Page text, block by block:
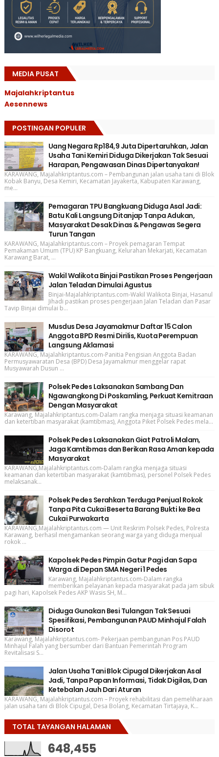
MEDIA PUSAT
Majalahkriptantus
Aesennews
POSTINGAN POPULER
Uang Negara Rp184,9 Juta Dipertaruhkan, Jalan
Usaha Tani Kemiri Diduga Dikerjakan Tak Sesuai
Harapan, Pengawasan Dinas Dipertanyakan!
KARAWANG, Majalahkriptantus.com – Pembangunan jalan usaha tani di Blok
Kobak Banyu, Desa Kemiri, Kecamatan Jayakerta, Kabupaten Karawang,
me...
Pemagaran TPU Bangkuang Diduga Asal Jadi:
Batu Kali Langsung Ditanjap Tanpa Adukan,
Masyarakat Desak Dinas & Pengawas Segera
Turun Tangan
KARAWANG, Majalahkriptantus.com – Proyek pemagaran Tempat
Pemakaman Umum (TPU) KP Bangkuang, Kelurahan Mekarjati, Kecamatan
Karawang Barat, ...
Wakil Walikota Binjai Pastikan Proses Pengerjaan
Jalan Teladan Dimulai Agustus
Binjai-Majalahkriptantus.com-Wakil Walikota Binjai, Hasanul
Jihadi pastikan proses pengerjaan Jalan Teladan dan Pasar
Tavip Binjai dimulai b...
Musdus Desa Jayamakmur Daftar 15 Calon
Anggota BPD Resmi Dirilis, Kuota Perempuan
Langsung Aklamasi
KARAWANG, Majalahkriptantus.com-Panitia Pengisian Anggota Badan
Permusyawaratan Desa (BPD) Desa Jayamakmur menggelar rapat
Musyawarah Dusun ...
Polsek Pedes Laksanakan Sambang Dan
Ngawangkong Di Poskamling, Perkuat Kemitraan
Dengan Masyarakat
Karawang, Majalahkriptantus.com-Dalam rangka menjaga situasi keamanan
dan ketertiban masyarakat (kamtibmas), Anggota Piket Polsek Pedes mela...
Polsek Pedes Laksanakan Giat Patroli Malam,
Jaga Kamtibmas dan Berikan Rasa Aman kepada
Masyarakat
KARAWANG,Majalahkriptantus.com-Dalam rangka menjaga situasi
keamanan dan ketertiban masyarakat (kamtibmas), personel Polsek Pedes
melaksanak...
Polsek Pedes Serahkan Terduga Penjual Rokok
Tanpa Pita Cukai Beserta Barang Bukti ke Bea
Cukai Purwakarta
KARAWANG,Majalahkriptantus.com — Unit Reskrim Polsek Pedes, Polresta
Karawang, berhasil mengamankan seorang warga yang diduga menjual
rokok ...
Kapolsek Pedes Pimpin Gatur Pagi dan Sapa
Warga di Depan SMA Negeri 1 Pedes
Karawang, Majalahkriptantus.com-Dalam rangka
memberikan pelayanan kepada masyarakat pada jam sibuk
pagi hari, Kapolsek Pedes AKP Wasis SH, M...
Diduga Gunakan Besi Tulangan Tak Sesuai
Spesifikasi, Pembangunan PAUD Minhajul Falah
Disorot
Karawang, Majalahkriptantus.com- Pekerjaan pembangunan Pos PAUD
Minhajul Falah yang bersumber dari Bantuan Pemerintah Program
Revitalisasi S...
Jalan Usaha Tani Blok Cipugal Dikerjakan Asal
Jadi, Tanpa Papan Informasi, Tidak Digilas, Dan
Ketebalan Jauh Dari Aturan
KARAWANG, Majalahkriptantus.com – Proyek rehabilitasi dan pemeliharaan
jalan usaha tani di Blok Cipugal, Desa Bolang, Kecamatan Tirtajaya, K...
TOTAL TAYANGAN HALAMAN
648,455